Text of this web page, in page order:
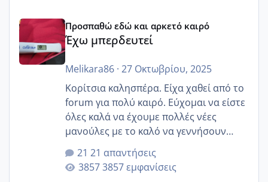
Έχω μπερδευτεί
Προσπαθώ εδώ και αρκετό καιρό
Έχω μπερδευτεί
Melikara86· 27 Οκτωβρίου, 2025
Κορίτσια καλησπέρα. Είχα χαθεί από το
forum για πολύ καιρό. Εύχομαι να είστε
όλες καλά να έχουμε πολλές νέες
μανούλες με το καλό να γεννήσουν
αυτές που ήδη περιμένουν. Να πάρουν
γερα μωράκια στην αγκαλίτσα τους
🙏🏼🙏🏼 Ας πάμε λοιπόν στο θέμα μου.
21 απαντήσεις
3857 εμφανίσεις